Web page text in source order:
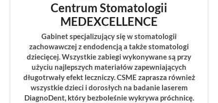
Centrum Stomatologii
MEDEXCELLENCE
Gabinet specjalizujący się w stomatologii
zachowawczej z endodencją a także stomatologi
dziecięcej. Wszystkie zabiegi wykonywane są przy
użyciu najlepszych materiałów zapewniających
długotrwały efekt leczniczy. CSME zaprasza również
wszystkie dzieci i dorosłych na badanie laserem
DiagnoDent, który bezboleśnie wykrywa próchnicę.